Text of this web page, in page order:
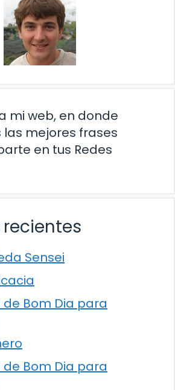
mi web, en donde
mejores frases
en tus Redes
Sensei
de Bom Dia para
de Bom Dia para